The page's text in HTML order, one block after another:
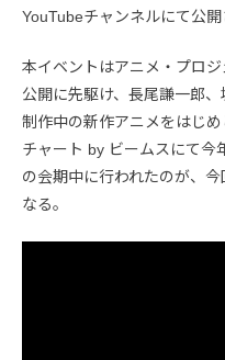
YouTubeチャンネルにて公開
本イベントはアニメ・プロ
公開に先駆け、長尾謙一郎
制作中の新作アニメをはじ
チャート by ビームスにて今
の会期中に行われたのが、
なる。